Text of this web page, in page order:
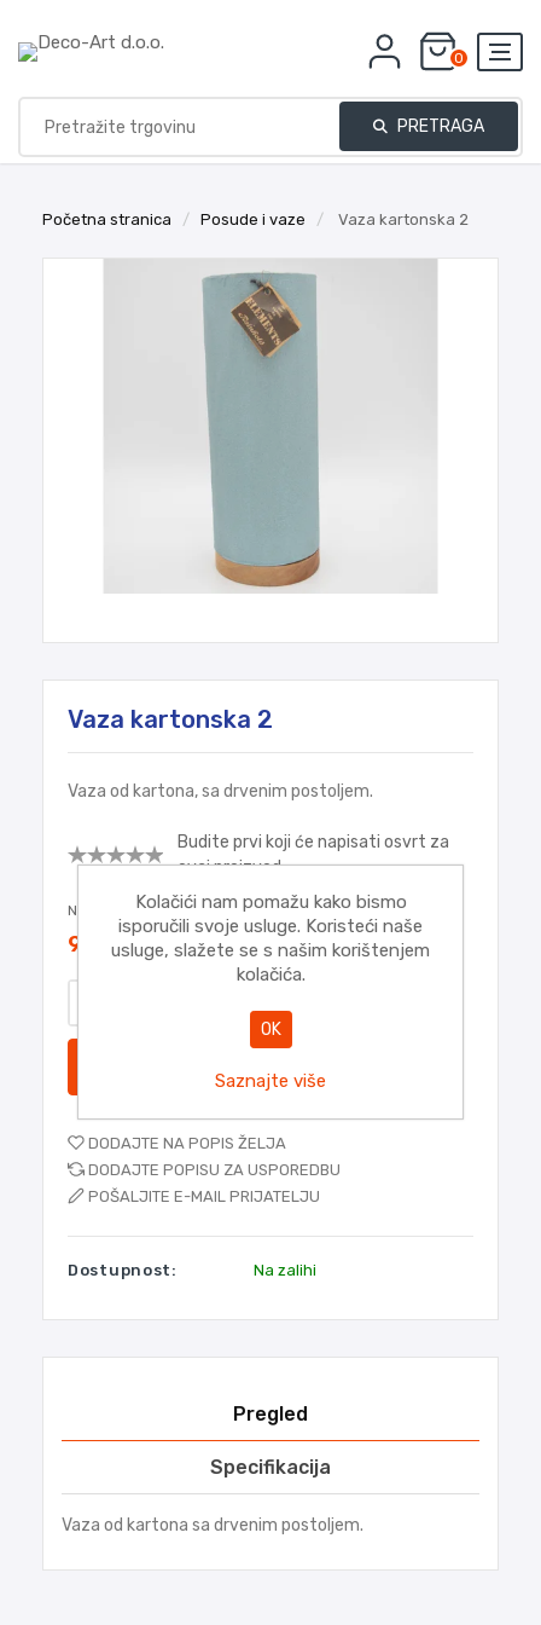
0
PRETRAGA
Početna stranica / Posude i vaze / Vaza kartonska 2
Vaza kartonska 2
Vaza od kartona, sa drvenim postoljem.
Budite prvi koji će napisati osvrt za
ovaj proizvod
Najniža cijena u zadnjih 30 dana: 9,95€
9,95€
DODAJTE NA POPIS ŽELJA
DODAJTE POPISU ZA USPOREDBU
POŠALJITE E-MAIL PRIJATELJU
Dostupnost: Na zalihi
Pregled
Specifikacija
Vaza od kartona sa drvenim postoljem.
Kolačići nam pomažu kako bismo
isporučili svoje usluge. Koristeći naše
usluge, slažete se s našim korištenjem
kolačića.
OK
Saznajte više